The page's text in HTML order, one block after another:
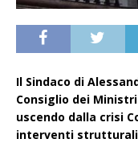
Il Sindaco di
Consiglio dei
uscendo dalla crisi
interventi strutturali